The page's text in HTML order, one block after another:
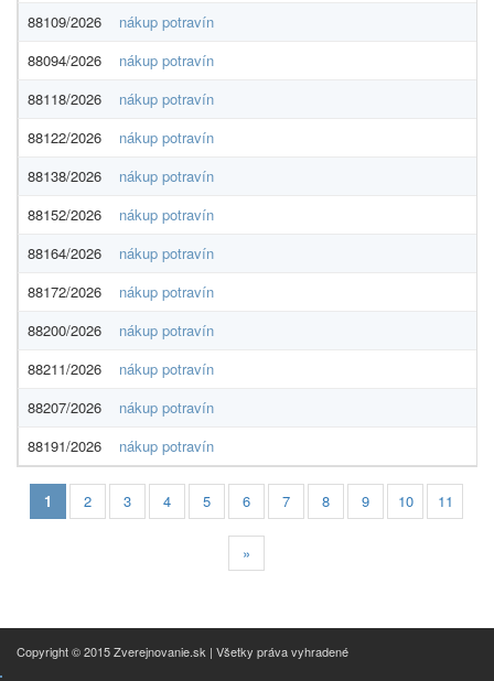
88109/2026
nákup potravín
88094/2026
nákup potravín
88118/2026
nákup potravín
88122/2026
nákup potravín
88138/2026
nákup potravín
88152/2026
nákup potravín
88164/2026
nákup potravín
88172/2026
nákup potravín
88200/2026
nákup potravín
88211/2026
nákup potravín
88207/2026
nákup potravín
88191/2026
nákup potravín
1 2 3 4 5 6 7 8 9 10 11
»
Copyright © 2015 Zverejnovanie.sk | Všetky práva vyhradené